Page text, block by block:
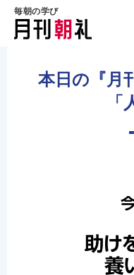
毎朝の学び
本日の『月
「